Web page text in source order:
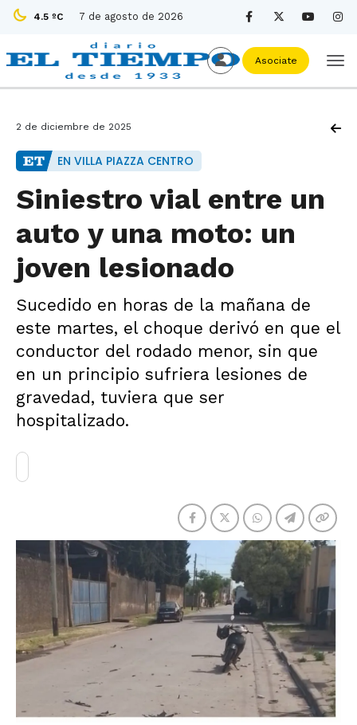
4.5 ºC 7 de agosto de 2026
Asociate
2 de diciembre de 2025
EN VILLA PIAZZA CENTRO
Siniestro vial entre un
auto y una moto: un
joven lesionado
Sucedido en horas de la mañana de
este martes, el choque derivó en que el
conductor del rodado menor, sin que
en un principio sufriera lesiones de
gravedad, tuviera que ser
hospitalizado.